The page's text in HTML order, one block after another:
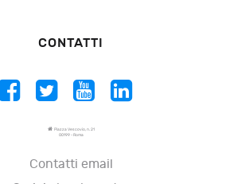
CONTATTI
Piazza Vescovio, n. 21
00199 - Roma
Contatti email